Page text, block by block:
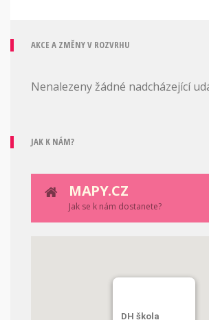
AKCE A ZMĚNY V ROZVRHU
Nenalezeny žádné nadcházející
JAK K NÁM?
MAPY.CZ
Jak se k nám dostanete?
DH škola